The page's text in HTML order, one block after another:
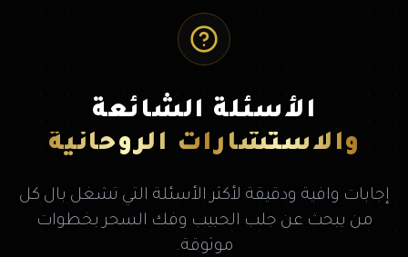
الأسئلة الشائعة
والاستشارات الروحانية
إجابات وافية ودقيقة لأكثر الأسئلة التي تشغل بال كل
من يبحث عن جلب الحبيب وفك السحر بخطوات
موثوقة.